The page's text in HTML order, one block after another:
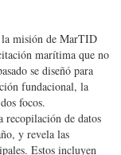
la misión de MarTID
marítima que no
se diseñó para
fundacional, la
focos.
recopilación de datos
y revela las
Estos incluyen